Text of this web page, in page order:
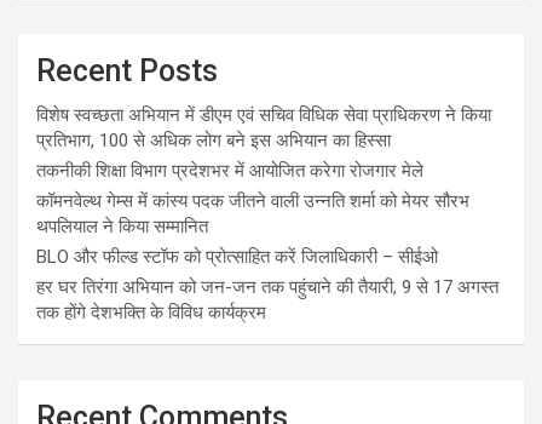
Recent Posts
विशेष स्वच्छता अभियान में डीएम एवं सचिव विधिक सेवा प्राधिकरण ने किया
प्रतिभाग, 100 से अधिक लोग बने इस अभियान का हिस्सा
तकनीकी शिक्षा विभाग प्रदेशभर में आयोजित करेगा रोजगार मेले
कॉमनवेल्थ गेम्स में कांस्य पदक जीतने वाली उन्नति शर्मा को मेयर सौरभ
थपलियाल ने किया सम्मानित
BLO और फील्ड स्टॉफ को प्रोत्साहित करें जिलाधिकारी – सीईओ
हर घर तिरंगा अभियान को जन-जन तक पहुंचाने की तैयारी, 9 से 17 अगस्त
तक होंगे देशभक्ति के विविध कार्यक्रम
Recent Comments